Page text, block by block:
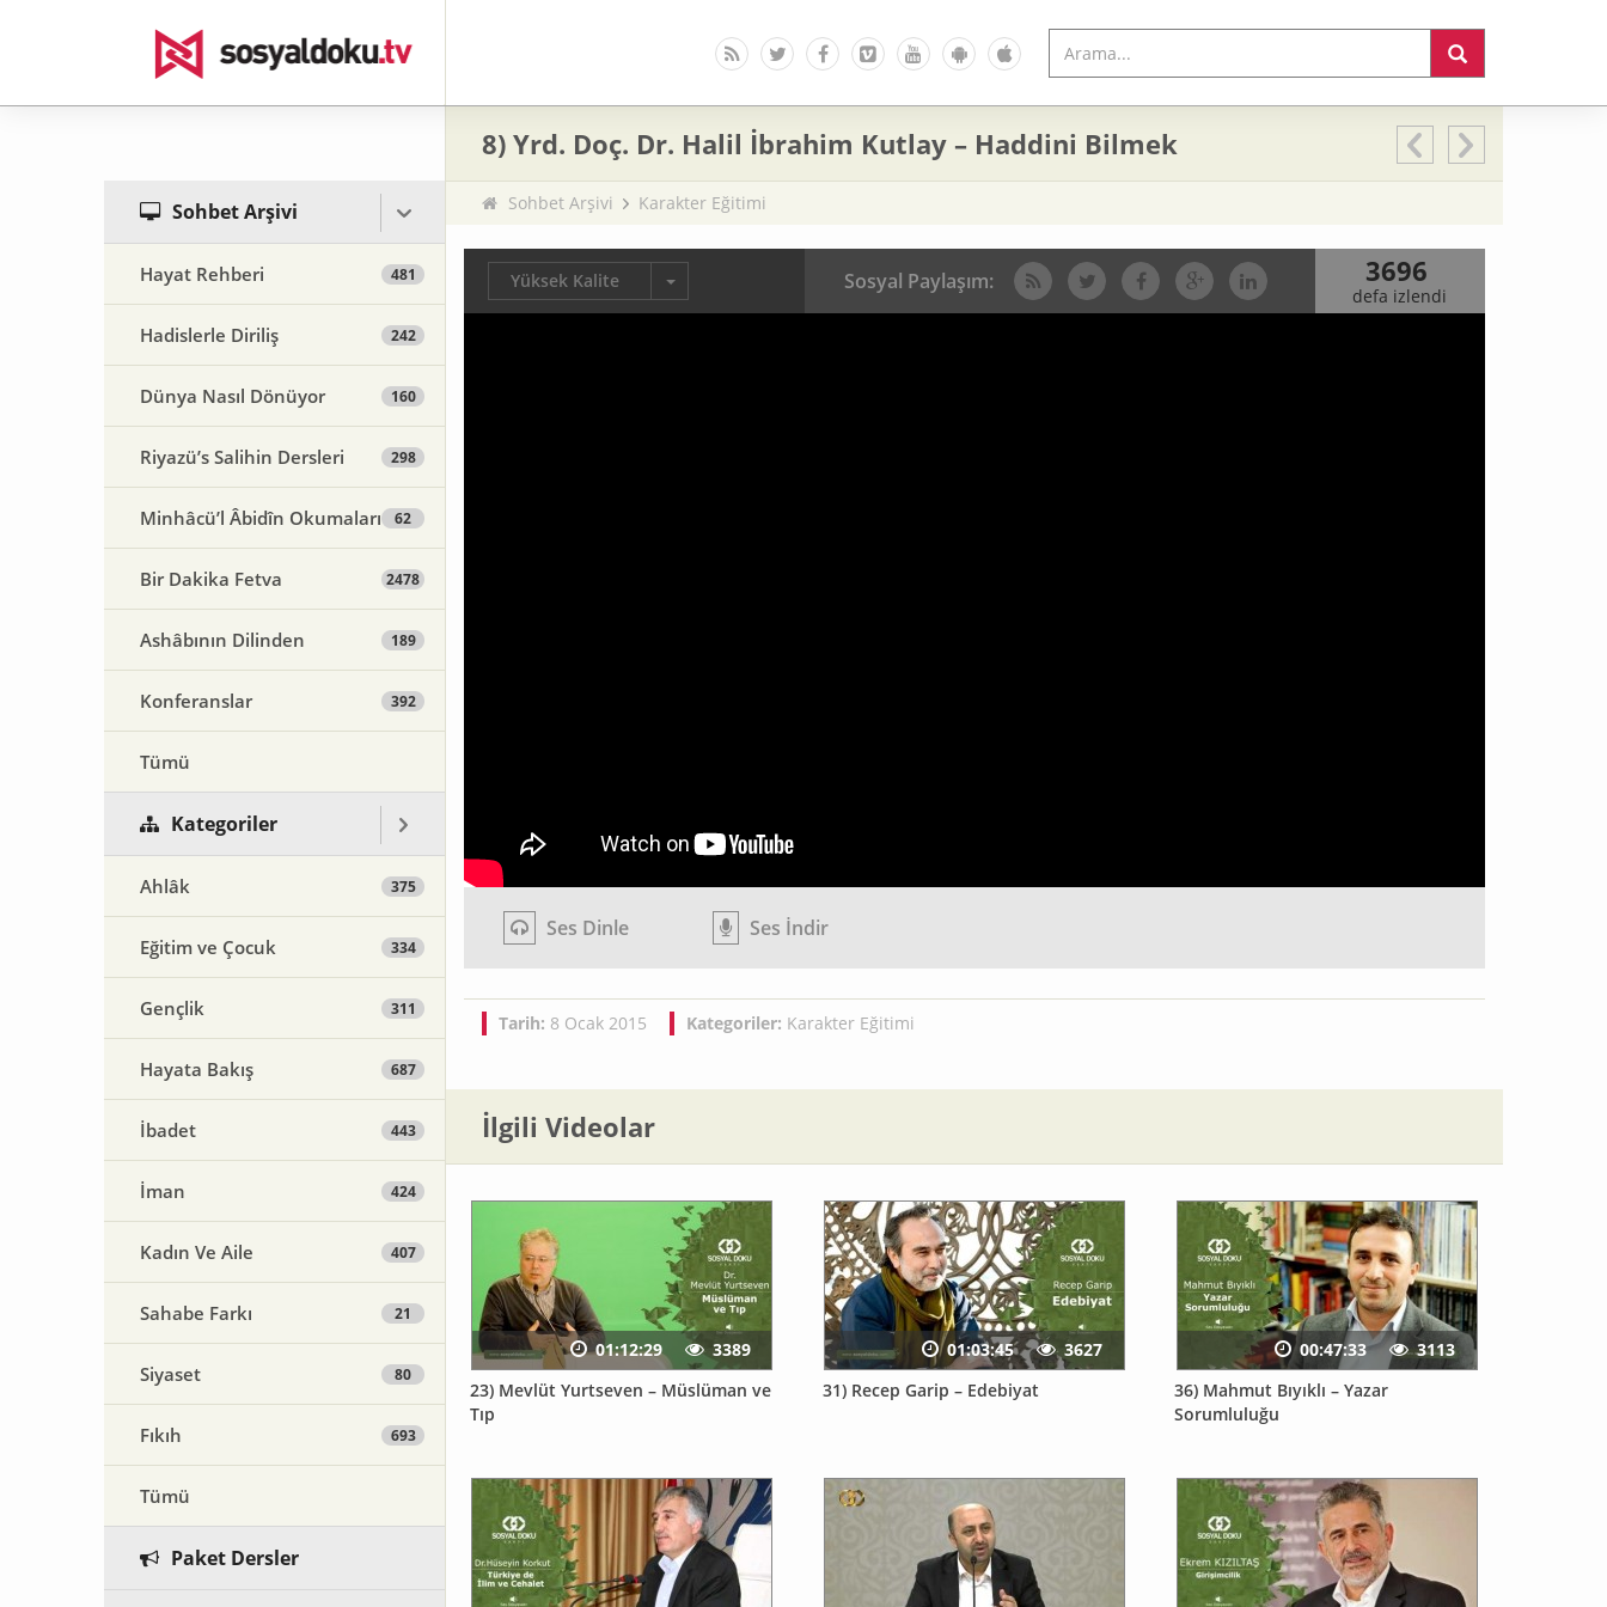
Sohbet Arşivi
Hayat Rehberi 481
Hadislerle Diriliş 242
Dünya Nasıl Dönüyor 160
Riyazü’s Salihin Dersleri 298
Minhâcü’l Âbidîn Okumaları 62
Bir Dakika Fetva 2478
Ashâbının Dilinden 189
Konferanslar 392
Tümü
Kategoriler
Ahlâk 375
Eğitim ve Çocuk 334
Gençlik 311
Hayata Bakış 687
İbadet 443
İman 424
Kadın Ve Aile 407
Sahabe Farkı 21
Siyaset 80
Fıkıh 693
Tümü
Paket Dersler
8) Yrd. Doç. Dr. Halil İbrahim Kutlay – Haddini Bilmek
Sohbet Arşivi Karakter Eğitimi
Yüksek Kalite Sosyal Paylaşım: 3696
defa izlendi
Ses Dinle Ses İndir
Tarih: 8 Ocak 2015 Kategoriler: Karakter Eğitimi
İlgili Videolar
23) Mevlüt Yurtseven – Müslüman ve
Tıp
01:12:29
3389
31) Recep Garip – Edebiyat
01:03:45
3627
36) Mahmut Bıyıklı – Yazar
Sorumluluğu
00:47:33 3113